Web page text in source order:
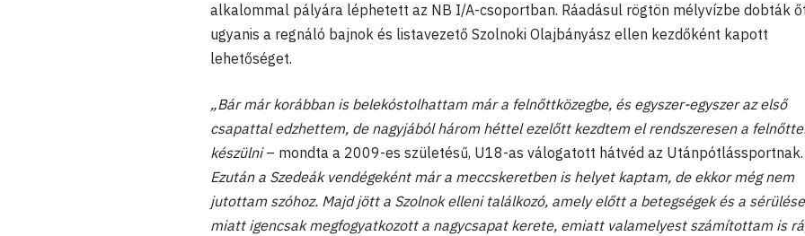
alkalommal pályára léphetett az NB I/A-csoportban. Ráadásul rögtön mélyvízbe dobták
ugyanis a regnáló bajnok és listavezető Szolnoki Olajbányász ellen kezdőként kapott
lehetőséget.
„Bár már korábban is belekóstolhattam már a felnőttközegbe, és egyszer-egyszer az első
csapattal edzhettem, de nagyjából három héttel ezelőtt kezdtem el rendszeresen a
készülni– mondta a 2009-es születésű, U18-as válogatott hátvéd az
Ezután a Szedeák vendégeként már a meccskeretben is helyet kaptam, de ekkor még nem
jutottam szóhoz. Majd jött a Szolnok elleni találkozó, amely előtt a betegségek és a
miatt igencsak megfogyatkozott a nagycsapat kerete, emiatt valamelyest számítottam is